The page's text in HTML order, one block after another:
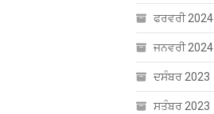
ਫਰਵਰੀ 2024
ਜਨਵਰੀ 2024
ਦਸੰਬਰ 2023
ਸਤੰਬਰ 2023